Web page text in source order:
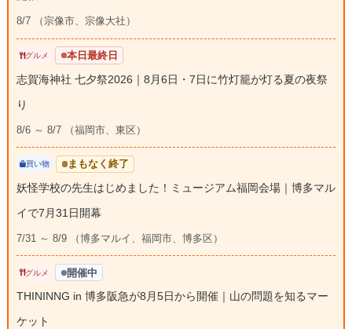
8/7 （宗像市、宗像大社）
グルメ 本日最終日
志賀海神社 七夕祭2026｜8月6日・7日に竹灯籠が灯る夏の夜祭
り
8/6 ～ 8/7 （福岡市、東区）
買い物 まもなく終了
妖怪学校の先生はじめました！ミュージアム福岡会場｜博多マル
イで7月31日開幕
7/31 ～ 8/9 （博多マルイ、福岡市、博多区）
グルメ 開催中
THININNG in 博多阪急が8月5日から開催｜山の問題を知るマー
ケット